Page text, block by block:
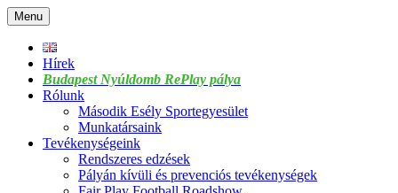
Skip
to
content
Menu
Hírek
Budapest Nyúldomb RePlay pálya
Rólunk
Második Esély Sportegyesület
Munkatársaink
Tevékenységeink
Rendszeres edzések
Pályán kívüli és prevenciós tevékenységek